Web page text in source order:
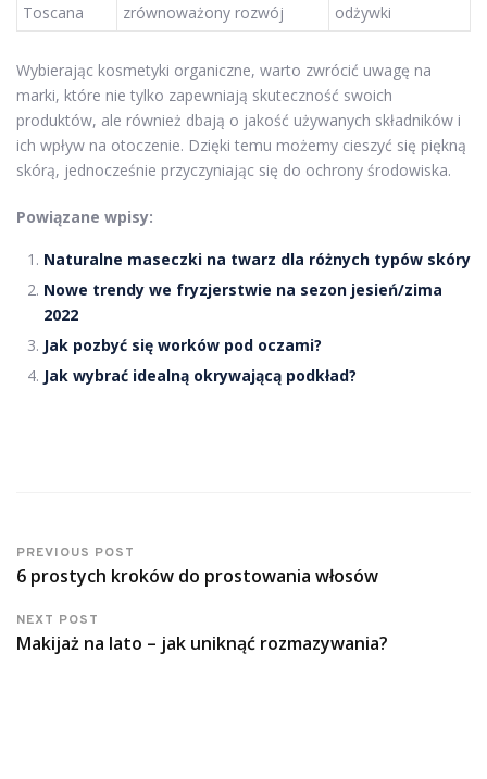
Toscana
zrównoważony rozwój
odżywki
Wybierając kosmetyki organiczne, warto zwrócić uwagę na
marki, które nie tylko zapewniają skuteczność swoich
produktów, ale również dbają o jakość używanych składników i
ich wpływ na otoczenie. Dzięki temu możemy cieszyć się piękną
skórą, jednocześnie przyczyniając się do ochrony środowiska.
Powiązane wpisy:
Naturalne maseczki na twarz dla różnych typów skóry
Nowe trendy we fryzjerstwie na sezon jesień/zima
2022
Jak pozbyć się worków pod oczami?
Jak wybrać idealną okrywającą podkład?
PREVIOUS POST
6 prostych kroków do prostowania włosów
NEXT POST
Makijaż na lato – jak uniknąć rozmazywania?